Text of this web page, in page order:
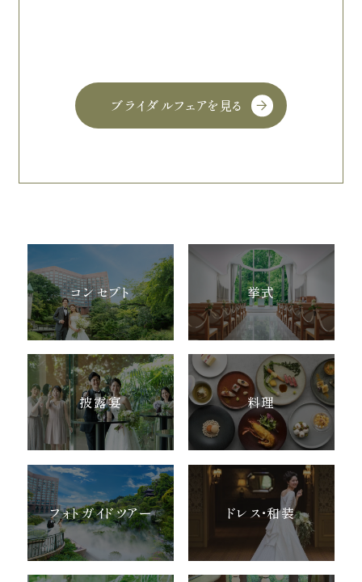
ブライダルフェアを見る
コンセプト 挙式
披露宴 料理
フォトガイドツアー ドレス・和装